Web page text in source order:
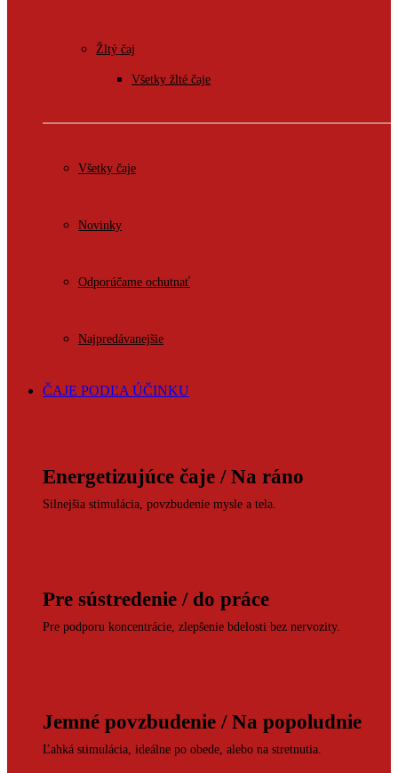
Žltý čaj
Všetky žlté čaje
Všetky čaje
Novinky
Odporúčame ochutnať
Najpredávanejšie
ČAJE PODĽA ÚČINKU
Energetizujúce čaje / Na ráno
Silnejšia stimulácia, povzbudenie mysle a tela.
Pre sústredenie / do práce
Pre podporu koncentrácie, zlepšenie bdelosti bez nervozity.
Jemné povzbudenie / Na popoludnie
Ľahká stimulácia, ideálne po obede, alebo na stretnutia.